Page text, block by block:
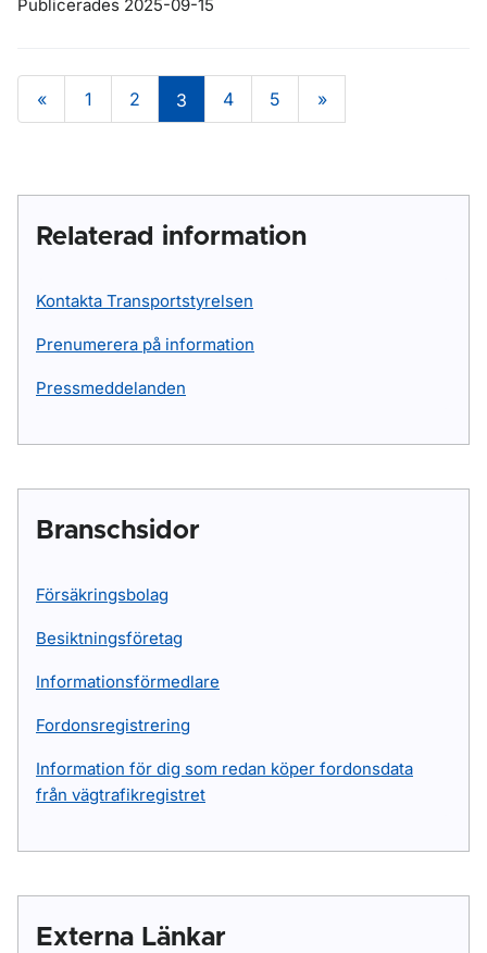
Publicerades 2025-09-15
« 1 2 3 4 5 »
Relaterad information
Kontakta Transportstyrelsen
Prenumerera på information
Pressmeddelanden
Branschsidor
Försäkringsbolag
Besiktningsföretag
Informationsförmedlare
Fordonsregistrering
Information för dig som redan köper fordonsdata
från vägtrafikregistret
Externa Länkar